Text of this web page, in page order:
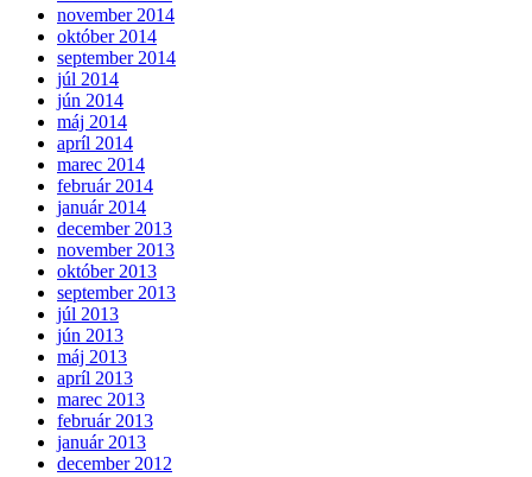
november 2014
október 2014
september 2014
júl 2014
jún 2014
máj 2014
apríl 2014
marec 2014
február 2014
január 2014
december 2013
november 2013
október 2013
september 2013
júl 2013
jún 2013
máj 2013
apríl 2013
marec 2013
február 2013
január 2013
december 2012